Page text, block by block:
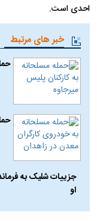
احدی است.
خبر های مرتبط
جزییات شلیک به
او